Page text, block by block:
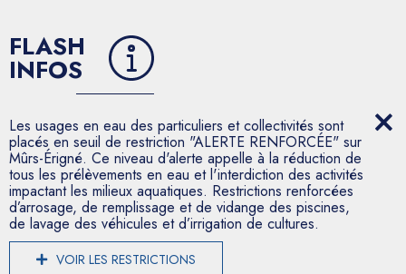
FLASH
INFOS
Les usages en eau des particuliers et collectivités sont
placés en seuil de restriction "ALERTE RENFORCÉE" sur
Mûrs-Érigné. Ce niveau d'alerte appelle à la réduction de
tous les prélèvements en eau et l'interdiction des activités
impactant les milieux aquatiques. Restrictions renforcées
d’arrosage, de remplissage et de vidange des piscines,
de lavage des véhicules et d’irrigation de cultures.
VOIR LES RESTRICTIONS